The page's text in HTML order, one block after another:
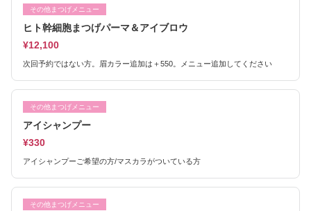
その他まつげメニュー
ヒト幹細胞まつげパーマ＆アイブロウ
¥12,100
次回予約ではない方。眉カラー追加は＋550。メニュー追加してください
その他まつげメニュー
アイシャンプー
¥330
アイシャンプーご希望の方/マスカラがついている方
その他まつげメニュー